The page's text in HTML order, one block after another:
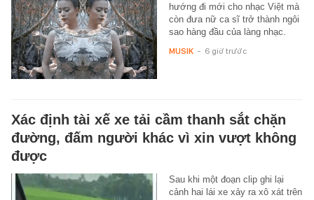
hướng đi mới cho nhạc Việt mà
còn đưa nữ ca sĩ trở thành ngôi
sao hàng đầu của làng nhạc.
MUSIK - 6 giờ trước
Xác định tài xế xe tải cầm thanh sắt chặn
đường, đấm người khác vì xin vượt không
được
Sau khi một đoạn clip ghi lại
cảnh hai lái xe xảy ra xô xát trên